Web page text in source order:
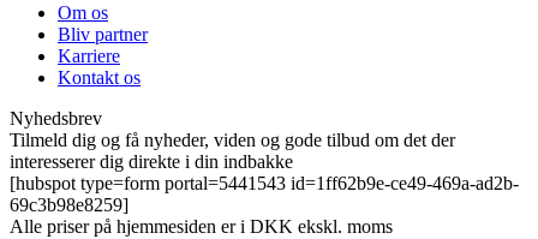
Om os
Bliv partner
Karriere
Kontakt os
Nyhedsbrev
Tilmeld dig og få nyheder, viden og gode tilbud om det der
interesserer dig direkte i din indbakke
[hubspot type=form portal=5441543 id=1ff62b9e-ce49-469a-ad2b-
69c3b98e8259]
Alle priser på hjemmesiden er i DKK ekskl. moms